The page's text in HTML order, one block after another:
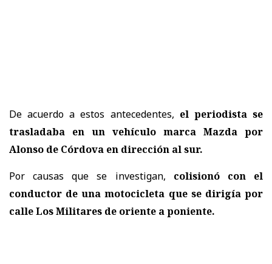
De acuerdo a estos antecedentes, el periodista se
trasladaba en un vehículo marca Mazda por
Alonso de Córdova en dirección al sur.
Por causas que se investigan, colisionó con el
conductor de una motocicleta que se dirigía por
calle Los Militares de oriente a poniente.